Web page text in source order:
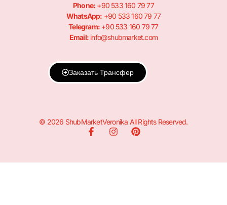
Phone: +90 533 160 79 77
WhatsApp: +90 533 160 79 77
Telegram: +90 533 160 79 77
Email: info@shubmarket.com
Заказать Трансфер
© 2026 ShubMarketVeronika All Rights Reserved.
F
I
P